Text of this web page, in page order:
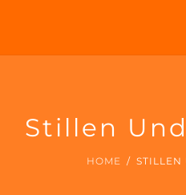
ÜBERWEISER
TELEFON: 0931 12300
Stillen
HOME STILLEN